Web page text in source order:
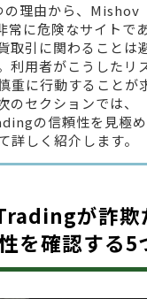
の理由から、Mishov
常に危険なサイトで
取引に関わることは
利用者がこうしたリ
重に行動することが
のセクションでは、
の信頼性を見極め
詳しく紹介します。
が詐欺
を確認する5